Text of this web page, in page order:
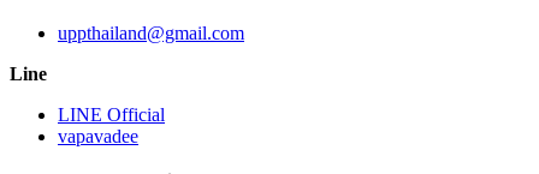
uppthailand@gmail.com
Line
LINE Official
vapavadee